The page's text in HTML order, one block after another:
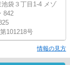
袋３丁目1-4 メゾ
842
101218号
情報の見方